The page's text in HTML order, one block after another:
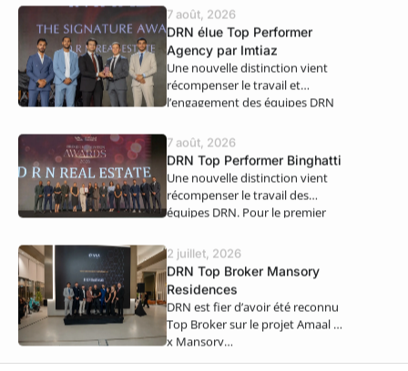
7 août, 2026
DRN élue Top Performer
Agency par Imtiaz
Une nouvelle distinction vient
récompenser le travail et
l’engagement des équipes DRN
7 août, 2026
DRN Top Performer Binghatti
Une nouvelle distinction vient
récompenser le travail des
équipes DRN. Pour le premier
2 juillet, 2026
DRN Top Broker Mansory
Residences
DRN est fier d’avoir été reconnu
Top Broker sur le projet Amaal 8
x Mansory…